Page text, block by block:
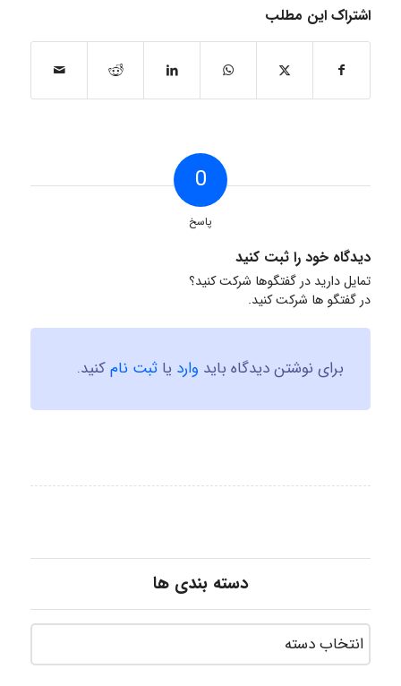
اشتراک این مطلب
0
پاسخ
دیدگاه خود را ثبت کنید
تمایل دارید در گفتگوها شرکت کنید؟
در گفتگو ها شرکت کنید.
برای نوشتن دیدگاه باید وارد یا ثبت نامکنید.
دسته بندی ها